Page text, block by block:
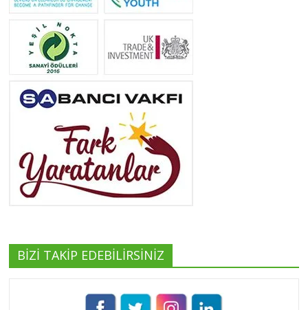
Yeşilist
Tüm yazıları görüntüle
BİZİ TAKİP EDEBİLİRSİNİZ